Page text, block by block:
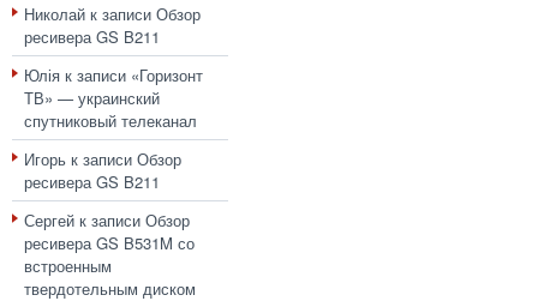
Николай к записи Обзор
ресивера GS B211
Юлія к записи «Горизонт
ТВ» — украинский
спутниковый телеканал
Игорь к записи Обзор
ресивера GS B211
Сергей к записи Обзор
ресивера GS B531M со
встроенным
твердотельным диском